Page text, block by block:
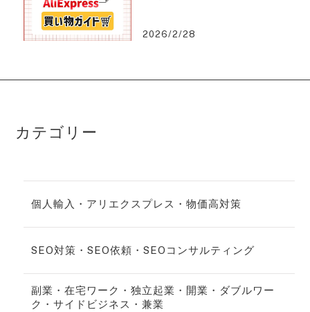
2026/2/28
カテゴリー
個人輸入・アリエクスプレス・物価高対策
SEO対策・SEO依頼・SEOコンサルティング
副業・在宅ワーク・独立起業・開業・ダブルワー
ク・サイドビジネス・兼業